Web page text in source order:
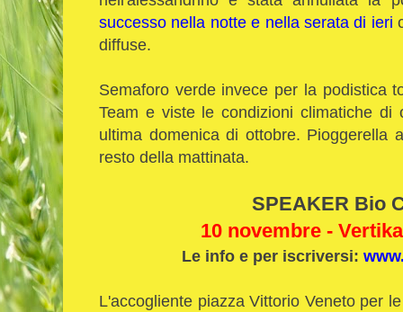
successo nella notte e nella serata di ieri
diffuse.
Semaforo verde invece per la podistica
Team e viste le condizioni climatiche
ultima domenica di ottobre. Pioggerella
resto della mattinata.
SPEAKER Bio
10 novembre -
Le info e per iscriversi:
L'accogliente piazza Vittorio Veneto per